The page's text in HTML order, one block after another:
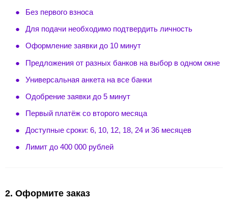
Без первого взноса
Для подачи необходимо подтвердить личность
Оформление заявки до 10 минут
Предложения от разных банков на выбор в одном окне
Универсальная анкета на все банки
Одобрение заявки до 5 минут
Первый платёж со второго месяца
Доступные сроки: 6, 10, 12, 18, 24 и 36 месяцев
Лимит до 400 000 рублей
2. Оформите заказ